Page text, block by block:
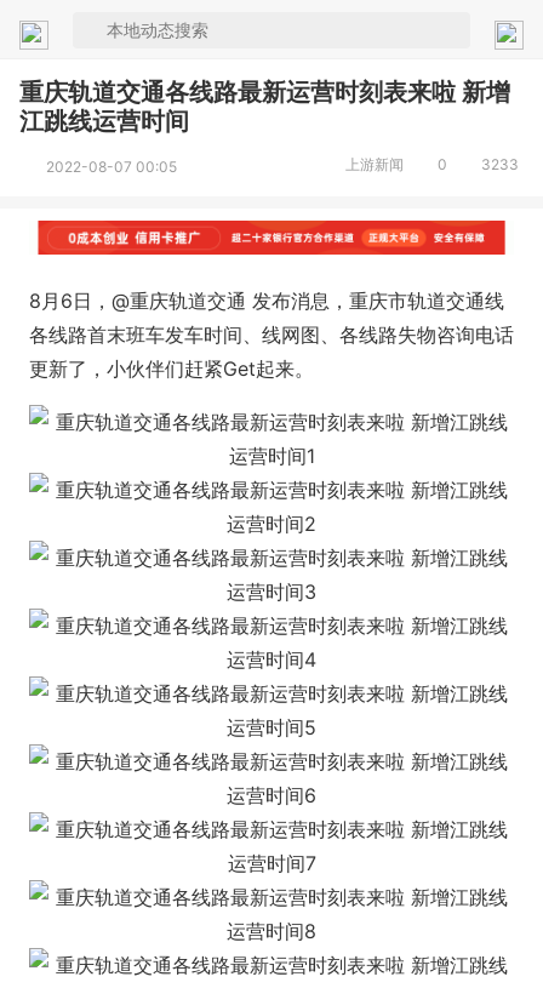
重庆轨道交通各线路最新运营时刻表来啦 新增
江跳线运营时间
2022-08-07 00:05 3233
0
上游新闻
8月6日，@重庆轨道交通 发布消息，重庆市轨道交通线
各线路首末班车发车时间、线网图、各线路失物咨询电话
更新了，小伙伴们赶紧Get起来。